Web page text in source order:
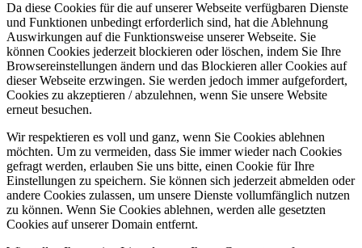
Da diese Cookies für die auf unserer Webseite verfügbaren Dienste
und Funktionen unbedingt erforderlich sind, hat die Ablehnung
Auswirkungen auf die Funktionsweise unserer Webseite. Sie
können Cookies jederzeit blockieren oder löschen, indem Sie Ihre
Browsereinstellungen ändern und das Blockieren aller Cookies auf
dieser Webseite erzwingen. Sie werden jedoch immer aufgefordert,
Cookies zu akzeptieren / abzulehnen, wenn Sie unsere Website
erneut besuchen.
Wir respektieren es voll und ganz, wenn Sie Cookies ablehnen
möchten. Um zu vermeiden, dass Sie immer wieder nach Cookies
gefragt werden, erlauben Sie uns bitte, einen Cookie für Ihre
Einstellungen zu speichern. Sie können sich jederzeit abmelden oder
andere Cookies zulassen, um unsere Dienste vollumfänglich nutzen
zu können. Wenn Sie Cookies ablehnen, werden alle gesetzten
Cookies auf unserer Domain entfernt.